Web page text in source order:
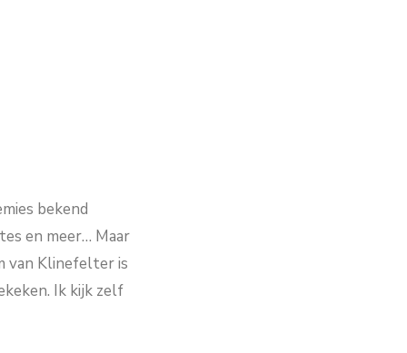
bekend
en meer… Maar
van Klinefelter is
Ik kijk zelf